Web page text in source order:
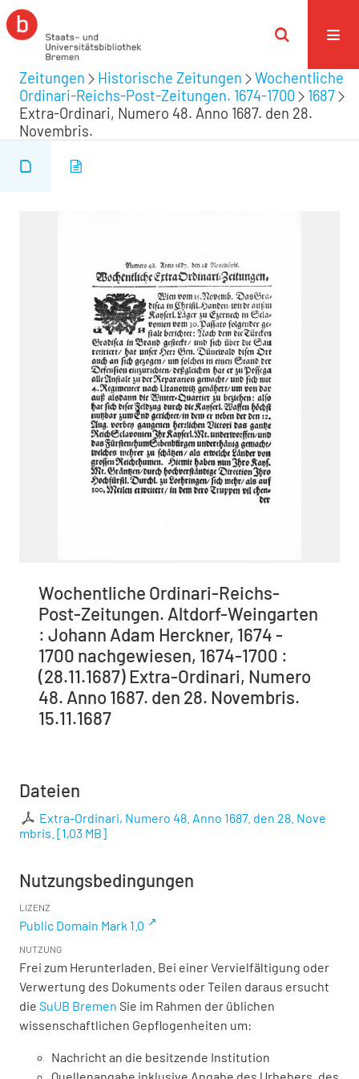
Zeitungen Historische Zeitungen
Wochentliche
Ordinari-Reichs-Post-Zeitungen. 1674-1700
1687
Extra-Ordinari, Numero 48. Anno 1687. den 28.
Novembris.
Wochentliche Ordinari-Reichs-
Post-Zeitungen. Altdorf-Weingarten
: Johann Adam Herckner, 1674 -
1700 nachgewiesen, 1674-1700 :
(28.11.1687) Extra-Ordinari, Numero
48. Anno 1687. den 28. Novembris.
15.11.1687
Dateien
Extra-Ordinari, Numero 48. Anno 1687. den 28. Nove
mbris. [1,03 MB]
Nutzungsbedingungen
LIZENZ
Public Domain Mark 1.0
NUTZUNG
Frei zum Herunterladen. Bei einer Vervielfältigung oder
Verwertung des Dokuments oder Teilen daraus ersucht
die SuUB Bremen Sie im Rahmen der üblichen
wissenschaftlichen Gepflogenheiten um:
Nachricht an die besitzende Institution